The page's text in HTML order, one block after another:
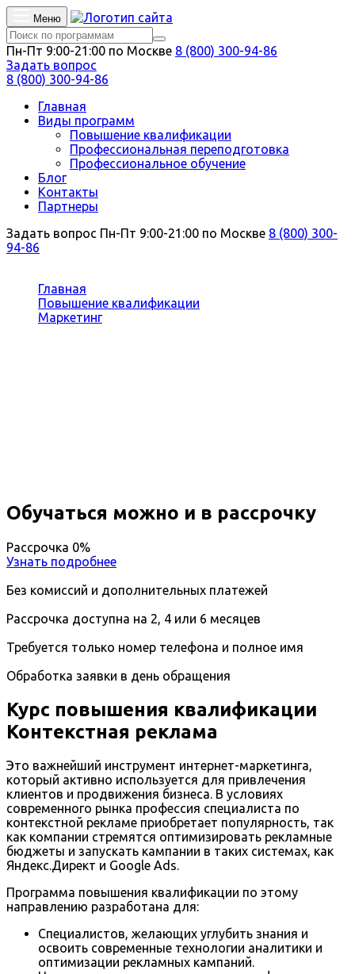
Меню
Пн-Пт 9:00-21:00 по Москве 8 (800) 300-94-86
Задать вопрос
8 (800) 300-94-86
Главная
Виды программ
Повышение квалификации
Профессиональная переподготовка
Профессиональное обучение
Блог
Контакты
Партнеры
Задать вопрос Пн-Пт 9:00-21:00 по Москве 8 (800) 300-
94-86
Главная
Повышение квалификации
Маркетинг
Обучаться можно и в рассрочку
Рассрочка 0%
Узнать подробнее
Без комиссий и дополнительных платежей
Рассрочка доступна на 2, 4 или 6 месяцев
Требуется только номер телефона и полное имя
Обработка заявки в день обращения
Курс повышения квалификации
Контекстная реклама
Это важнейший инструмент интернет-маркетинга,
который активно используется для привлечения
клиентов и продвижения бизнеса. В условиях
современного рынка профессия специалиста по
контекстной рекламе приобретает популярность, так
как компании стремятся оптимизировать рекламные
бюджеты и запускать кампании в таких системах, как
Яндекс.Директ и Google Ads.
Программа повышения квалификации по этому
направлению разработана для:
Специалистов, желающих углубить знания и
освоить современные технологии аналитики и
оптимизации рекламных кампаний.